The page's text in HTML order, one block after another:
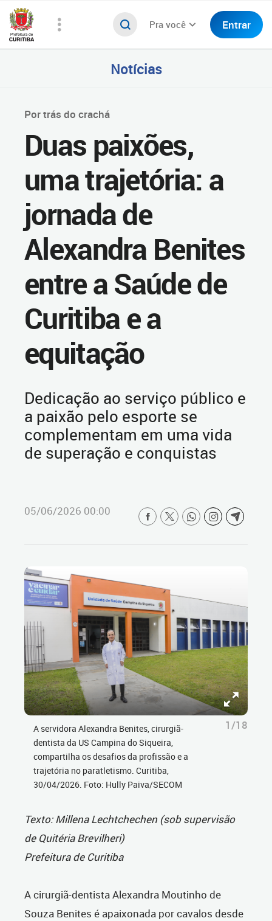
Pra você Entrar
Notícias
Por trás do crachá
Duas paixões,
uma trajetória: a
jornada de
Alexandra Benites
entre a Saúde de
Curitiba e a
equitação
Dedicação ao serviço público e
a paixão pelo esporte se
complementam em uma vida
de superação e conquistas
05/06/2026 00:00
A servidora Alexandra Benites, cirurgiã-
dentista da US Campina do Siqueira,
compartilha os desafios da profissão e a
trajetória no paratletismo. Curitiba,
30/04/2026. Foto: Hully Paiva/SECOM
1/18
Texto: Millena Lechtchechen (sob supervisão
de Quitéria Brevilheri)
Prefeitura de Curitiba
A cirurgiã-dentista Alexandra Moutinho de
Souza Benites é apaixonada por cavalos desde